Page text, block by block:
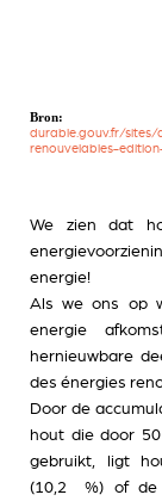
durable.gouv.fr/
renouvelables-
We zien dat
energie!
Als we ons op
energie
hernieuwbare
des énergies
Door de
hout die door
gebruikt, ligt
(10,2 %) of de